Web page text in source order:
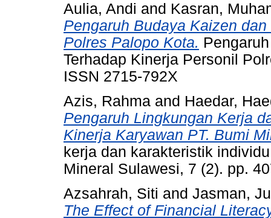
Aulia, Andi and Kasran,
Pengaruh Budaya Kaizen
Polres Palopo Kota.
Terhadap Kinerja Personil
ISSN 2715-792X
Azis, Rahma and Haedar,
Pengaruh Lingkungan Kerja
Kinerja Karyawan PT. Bumi
kerja dan karakteristik
Mineral Sulawesi, 7 (2). pp.
Azsahrah, Siti and Jasman,
The Effect of Financial